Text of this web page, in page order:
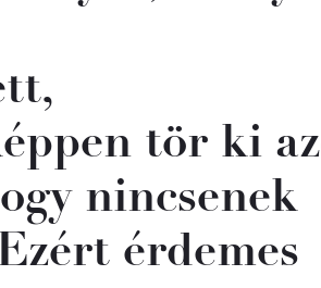
tör ki
nincsenek
érdemes